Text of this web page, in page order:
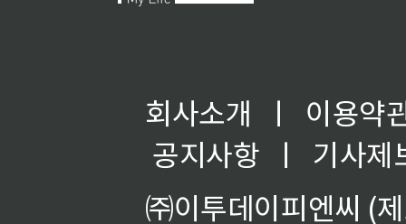
회사소개 ㅣ
이용약
공지사항
ㅣ
기사제
㈜이투데이피엔씨 (